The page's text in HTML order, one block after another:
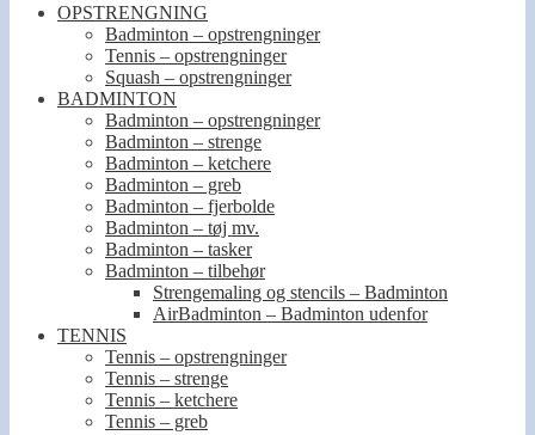
OPSTRENGNING
Badminton – opstrengninger
Tennis – opstrengninger
Squash – opstrengninger
BADMINTON
Badminton – opstrengninger
Badminton – strenge
Badminton – ketchere
Badminton – greb
Badminton – fjerbolde
Badminton – tøj mv.
Badminton – tasker
Badminton – tilbehør
Strengemaling og stencils – Badminton
AirBadminton – Badminton udenfor
TENNIS
Tennis – opstrengninger
Tennis – strenge
Tennis – ketchere
Tennis – greb